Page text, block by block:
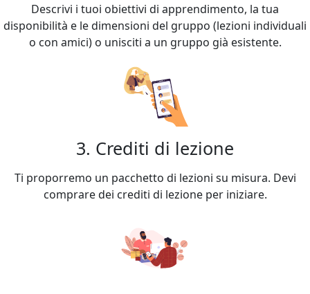
Descrivi i tuoi obiettivi di apprendimento, la tua
disponibilità e le dimensioni del gruppo (lezioni individuali
o con amici) o unisciti a un gruppo già esistente.
3. Crediti di lezione
Ti proporremo un pacchetto di lezioni su misura. Devi
comprare dei crediti di lezione per iniziare.